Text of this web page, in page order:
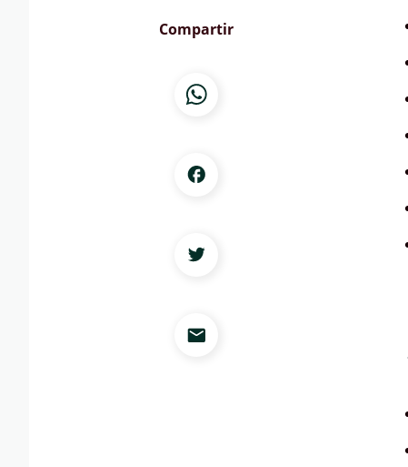
Compartir